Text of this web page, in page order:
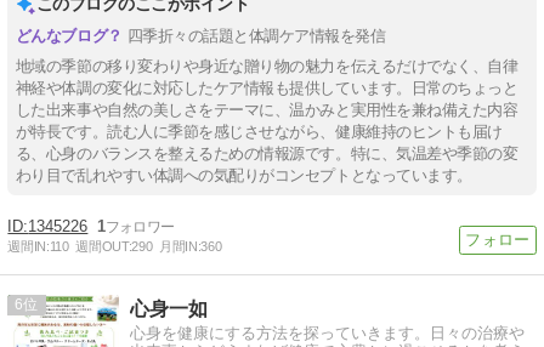
四季折々の話題と体調ケア情報を発信
地域の季節の移り変わりや身近な贈り物の魅力を伝えるだけでなく、自律
神経や体調の変化に対応したケア情報も提供しています。日常のちょっと
した出来事や自然の美しさをテーマに、温かみと実用性を兼ね備えた内容
が特長です。読む人に季節を感じさせながら、健康維持のヒントも届け
る、心身のバランスを整えるための情報源です。特に、気温差や季節の変
わり目で乱れやすい体調への気配りがコンセプトとなっています。
1345226 1
週間IN:110 週間OUT:290 月間IN:360
6 心身一如
心身を健康にする方法を探っていきます。日々の治療や